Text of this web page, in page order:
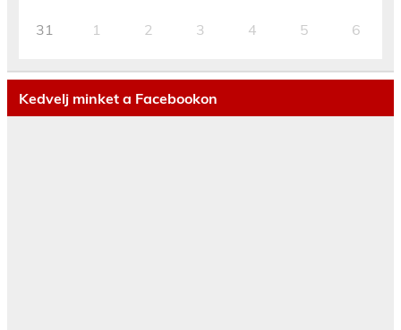
31 1 2 3 4 5 6
Kedvelj minket a Facebookon